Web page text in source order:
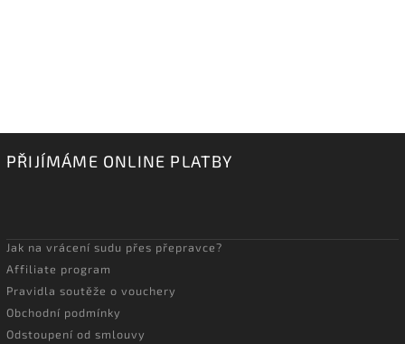
PŘIJÍMÁME ONLINE PLATBY
Jak na vrácení sudu přes přepravce?
Affiliate program
Pravidla soutěže o vouchery
Obchodní podmínky
Odstoupení od smlouvy